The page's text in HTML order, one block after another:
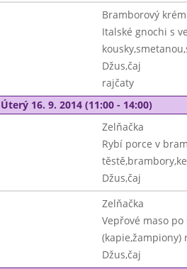
Bramborový
Italské gnochi s
Džus,čaj
rajčaty
Úterý 16. 9. 2014 (11:00 - 14:00)
Zelňačka
Rybí porce v
Džus,čaj
Zelňačka
Vepřové maso po
(kapie,žampiony)
Džus,čaj